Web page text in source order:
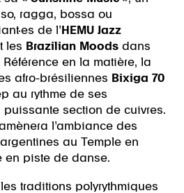
ragga, bossa ou
de l’ HEMU Jazz
les Brazilian Moods dans
en la matière, la
afro-brésiliennes
Bixiga 70
au rythme de ses
section de cuivres.
l’ambiance des
au Temple en
en piste de danse.
traditions polyrythmiques